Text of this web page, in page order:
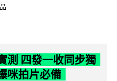
測 四發一收同步獨
咪拍片必備